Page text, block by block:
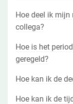
Hoe deel ik
collega?
Hoe is het
geregeld?
Hoe kan ik de
Hoe kan ik de